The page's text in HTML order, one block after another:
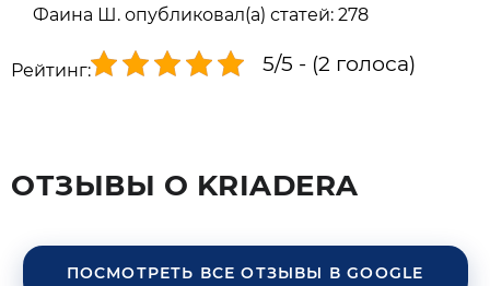
Фаина Ш. опубликовал(а) статей: 278
Рейтинг: 5/5 - (2 голоса)
ОТЗЫВЫ О KRIADERA
ПОСМОТРЕТЬ ВСЕ ОТЗЫВЫ В GOOGLE